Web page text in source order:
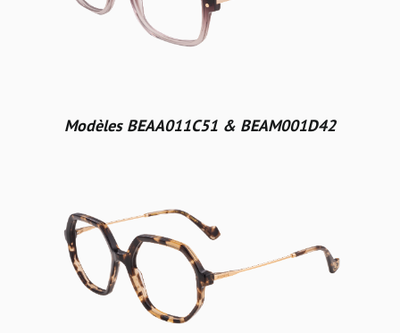
Modèles BEAA011C51 & BEAM001D42